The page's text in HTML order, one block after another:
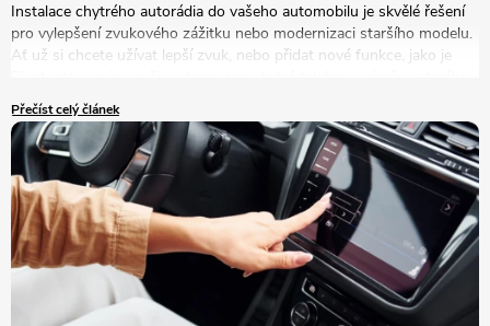
Instalace chytrého autorádia do vašeho automobilu je skvělé řešení
pro vylepšení zvukového zážitku nebo modernizaci staršího modelu.
Ať už si chcete užívat lepší zvuk, nebo přidat nové funkce, jako je
autorádia za nový model je tou správnou volbou.
Přečíst celý článek